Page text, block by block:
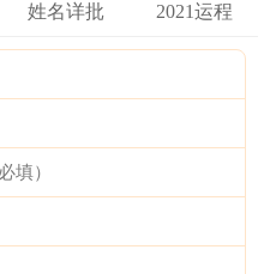
姓名详批 2021运程